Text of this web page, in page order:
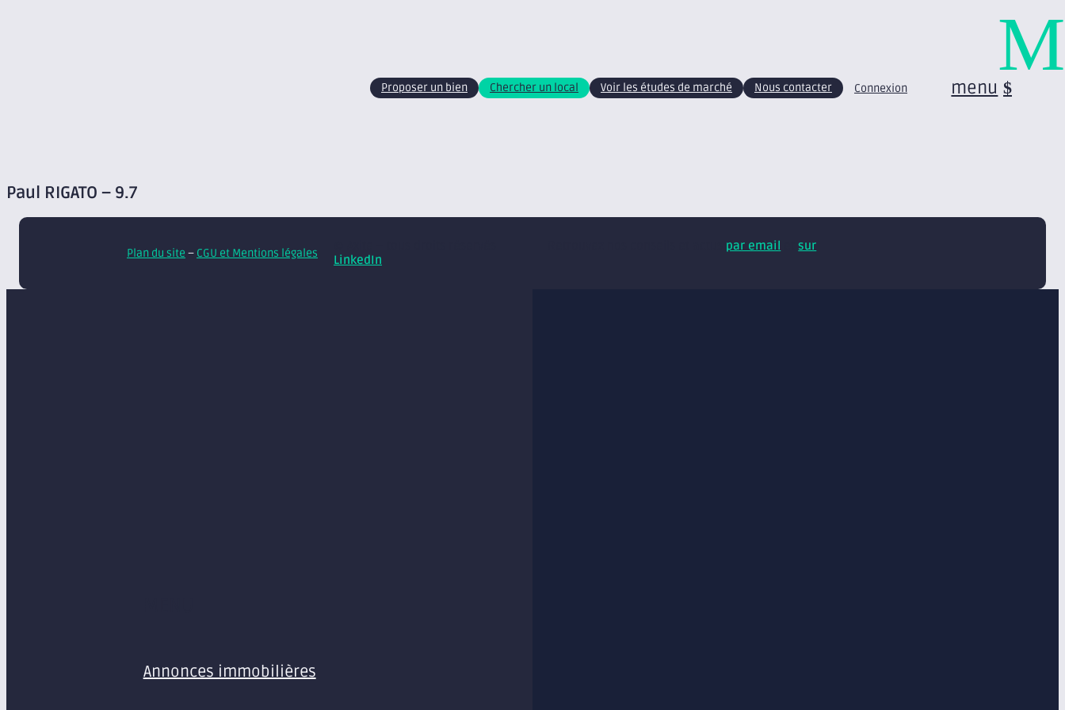
Proposer un bien Chercher un local Voir les études de marché Nous contacter Connexion menu
Paul RIGATO – 9.7
Plan du site – CGU et Mentions légales par email etsur
LinkedIn
Annonces immobilières
M